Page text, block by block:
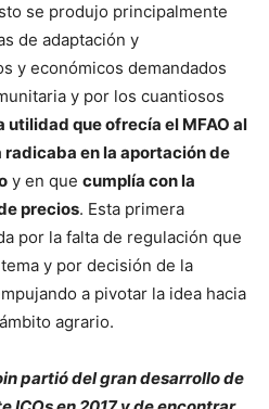
se produjo principalmente
de adaptación y
y económicos demandados
y por los cuantiosos
utilidad que ofrecía el MFAO al
en la aportación de
y en que cumplía con la
precios. Esta primera
por la falta de regulación que
y por decisión de la
a pivotar la idea hacia
agrario.
partió del gran desarrollo de